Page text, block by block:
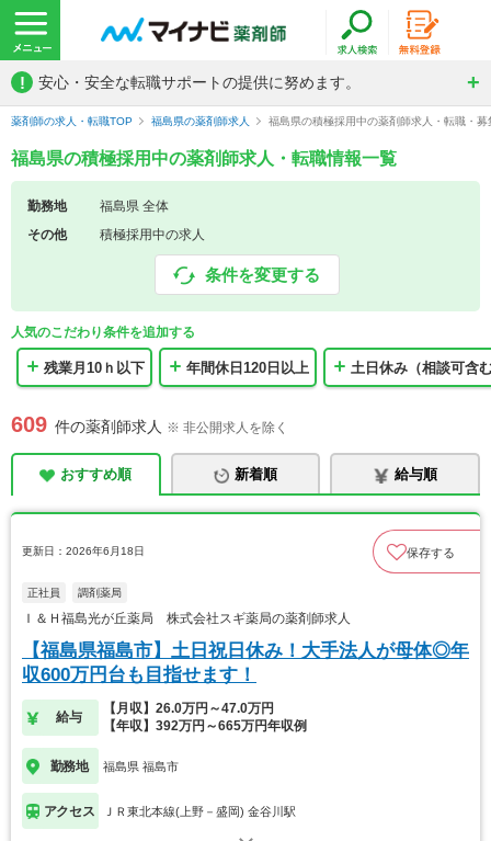
! 安心・安全な転職サポートの提供に努めます。
薬剤師の求人・転職TOP 福島県の薬剤師求人 福島県の積極採用中の薬剤師求人・転職・募
福島県の積極採用中の薬剤師求人・転職情報一覧
勤務地
福島県 全体
その他
積極採用中の求人
条件を変更する
人気のこだわり条件を追加する
残業月10ｈ以下 年間休日120日以上 土日休み（相談可含
609 件の薬剤師求人 ※ 非公開求人を除く
おすすめ順 新着順 給与順
更新日：2026年6月18日 保存する
正社員 調剤薬局
Ｉ＆Ｈ福島光が丘薬局 株式会社スギ薬局の薬剤師求人
【福島県福島市】土日祝日休み！大手法人が母体◎年
収600万円台も目指せます！
給与
【月収】26.0万円～47.0万円
【年収】392万円～665万円年収例
勤務地 福島県 福島市
アクセス ＪＲ東北本線(上野－盛岡) 金谷川駅